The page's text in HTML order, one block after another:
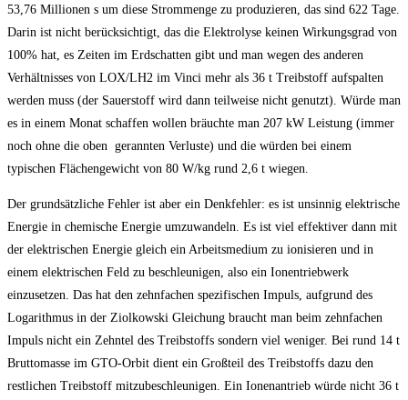
53,76 Millionen s um diese Strommenge zu produzieren, das sind 622 Tage.
Darin ist nicht berücksichtigt, das die Elektrolyse keinen Wirkungsgrad von
100% hat, es Zeiten im Erdschatten gibt und man wegen des anderen
Verhältnisses von LOX/LH2 im Vinci mehr als 36 t Treibstoff aufspalten
werden muss (der Sauerstoff wird dann teilweise nicht genutzt). Würde man
es in einem Monat schaffen wollen bräuchte man 207 kW Leistung (immer
noch ohne die oben gerannten Verluste) und die würden bei einem
typischen Flächengewicht von 80 W/kg rund 2,6 t wiegen.
Der grundsätzliche Fehler ist aber ein Denkfehler: es ist unsinnig elektrische
Energie in chemische Energie umzuwandeln. Es ist viel effektiver dann mit
der elektrischen Energie gleich ein Arbeitsmedium zu ionisieren und in
einem elektrischen Feld zu beschleunigen, also ein Ionentriebwerk
einzusetzen. Das hat den zehnfachen spezifischen Impuls, aufgrund des
Logarithmus in der Ziolkowski Gleichung braucht man beim zehnfachen
Impuls nicht ein Zehntel des Treibstoffs sondern viel weniger. Bei rund 14 t
Bruttomasse im GTO-Orbit dient ein Großteil des Treibstoffs dazu den
restlichen Treibstoff mitzubeschleunigen. Ein Ionenantrieb würde nicht 36 t